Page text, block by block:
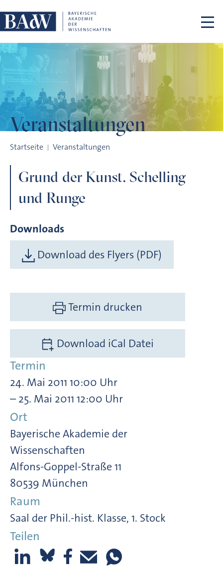
Veranstaltungen
Startseite Veranstaltungen
Grund der Kunst. Schelling
und Runge
Downloads
Download des Flyers (PDF)
Termin drucken
Download iCal Datei
Termin
24. Mai 2011 10:00 Uhr
– 25. Mai 2011 12:00 Uhr
Ort
Bayerische Akademie der
Wissenschaften
Alfons-Goppel-Straße 11
80539 München
Raum
Saal der Phil.-hist. Klasse, 1. Stock
Teilen